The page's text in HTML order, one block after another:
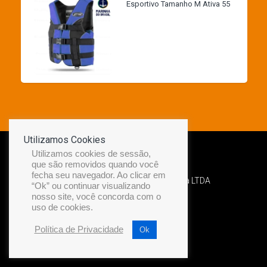
Esportivo Tamanho M Ativa 55
Desenvolvido por Diamond Náutica LTDA
Utilizamos Cookies
Utilizamos cookies de sessão,
que são removidos quando você
fecha seu navegador. Ao clicar em
“Ok” ou continuar visualizando
nosso site, você concorda com o
uso de cookies.
Política de Privacidade Ok